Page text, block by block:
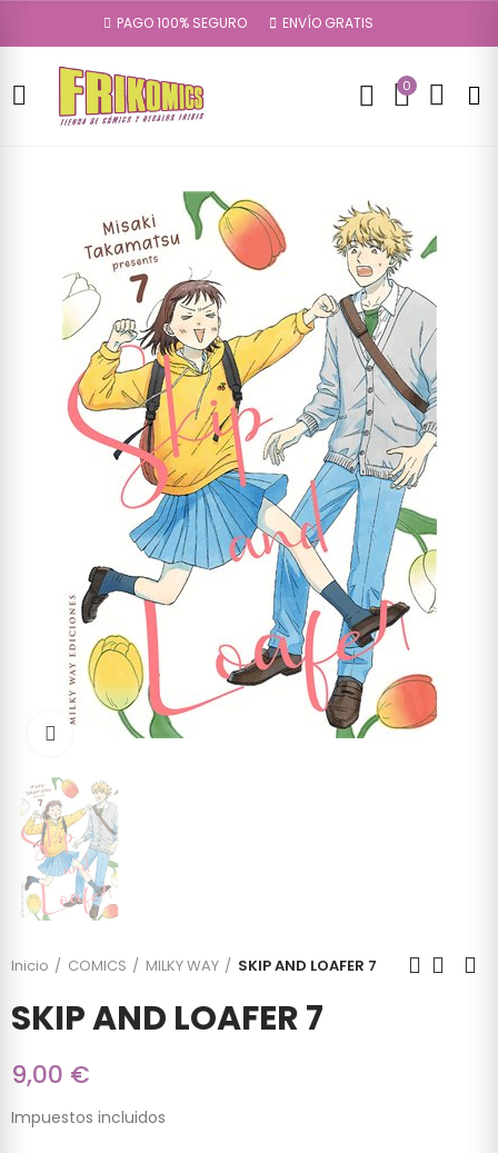
PAGO 100% SEGURO ENVÍO GRATIS
0
Click to enlarge
Inicio COMICS MILKY WAY SKIP AND LOAFER 7
SKIP AND LOAFER 7
9,00 €
Impuestos incluidos